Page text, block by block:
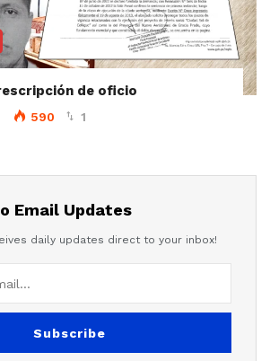
de oficio
590 1
Email Updates
daily updates direct to your inbox!
Subscribe